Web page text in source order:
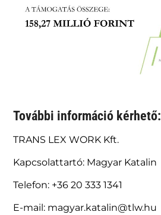
További információ kérhető:
TRANS LEX WORK Kft.
Kapcsolattartó: Magyar Katalin
Telefon: +36 20 333 1341
E-mail: magyar.katalin@tlw.hu